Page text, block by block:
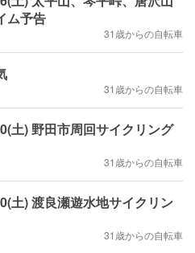
ム予告
31歳からの自転車
31歳からの自転車
土) 野田市周回サイクリング
31歳からの自転車
土) 渡良瀬遊水地サイクリン
31歳からの自転車